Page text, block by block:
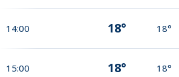
14:00 18° 18°
15:00 18° 18°